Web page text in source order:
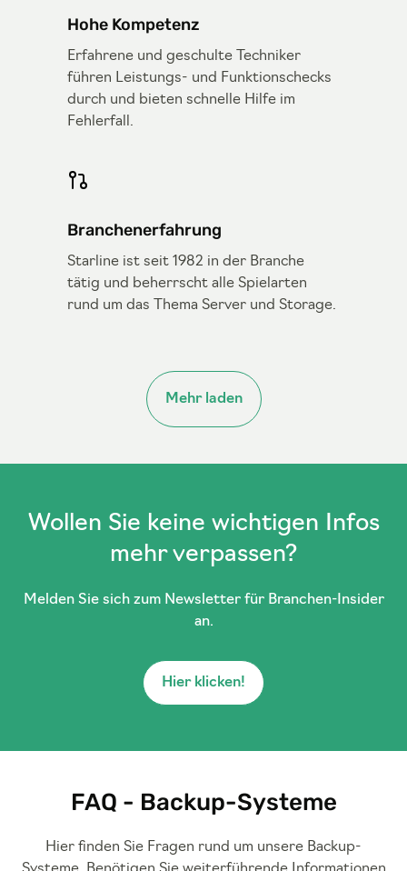
Hohe Kompetenz
Erfahrene und geschulte Techniker
führen Leistungs- und Funktionschecks
durch und bieten schnelle Hilfe im
Fehlerfall.
Branchenerfahrung
Starline ist seit 1982 in der Branche
tätig und beherrscht alle Spielarten
rund um das Thema Server und Storage.
Mehr laden
Wollen Sie keine wichtigen Infos
mehr verpassen?
Melden Sie sich zum Newsletter für Branchen-Insider
an.
Hier klicken!
FAQ - Backup-Systeme
Hier finden Sie Fragen rund um unsere Backup-